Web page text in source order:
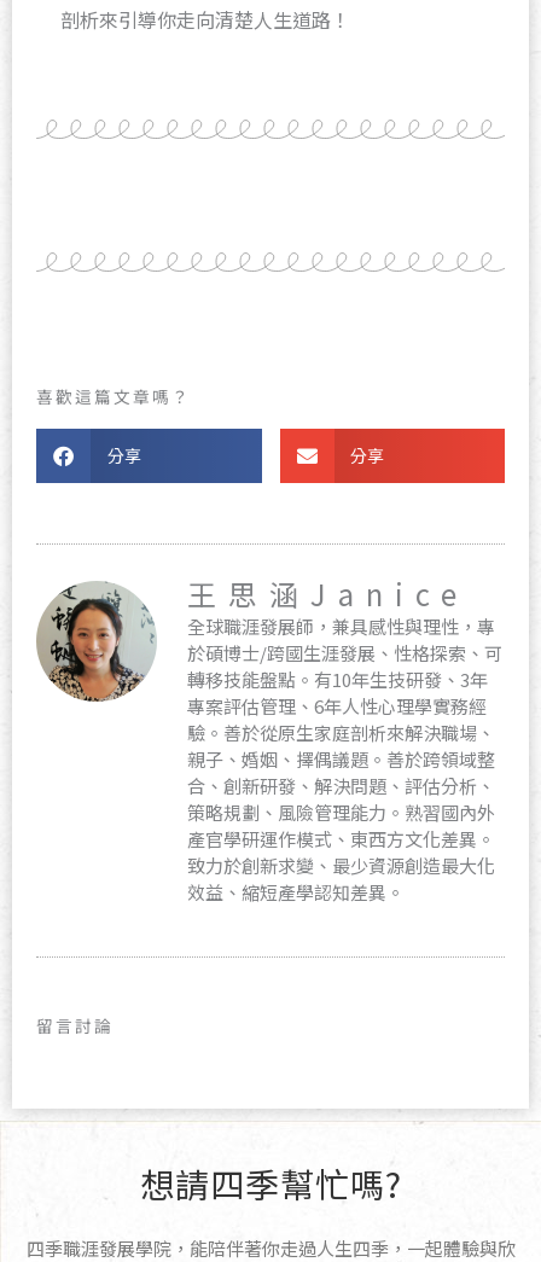
剖析來引導你走向清楚人生道路！
喜歡這篇文章嗎？
分享 分享
王思涵Janice
全球職涯發展師，兼具感性與理性，專
於碩博士/跨國生涯發展、性格探索、可
轉移技能盤點。有10年生技研發、3年
專案評估管理、6年人性心理學實務經
驗。善於從原生家庭剖析來解決職場、
親子、婚姻、擇偶議題。善於跨領域整
合、創新研發、解決問題、評估分析、
策略規劃、風險管理能力。熟習國內外
產官學研運作模式、東西方文化差異。
致力於創新求變、最少資源創造最大化
效益、縮短產學認知差異。
留言討論
想請四季幫忙嗎?
四季職涯發展學院，能陪伴著你走過人生四季，一起體驗與欣